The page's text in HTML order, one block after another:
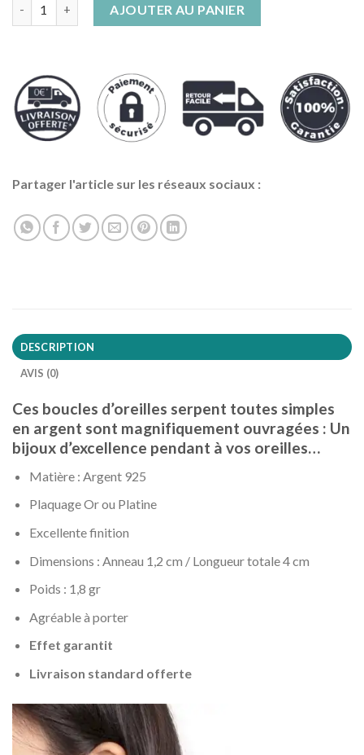
AJOUTER AU PANIER
Partager l'article sur les réseaux sociaux :
DESCRIPTION
AVIS (0)
Ces boucles d’oreilles serpent toutes simples
en argent sont magnifiquement ouvragées : Un
bijoux d’excellence pendant à vos oreilles…
Matière : Argent 925
Plaquage Or ou Platine
Excellente finition
Dimensions : Anneau 1,2 cm / Longueur totale 4 cm
Poids : 1,8 gr
Agréable à porter
Effet garantit
Livraison standard offerte